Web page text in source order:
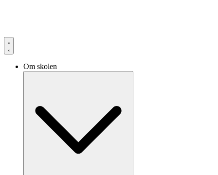
Om skolen